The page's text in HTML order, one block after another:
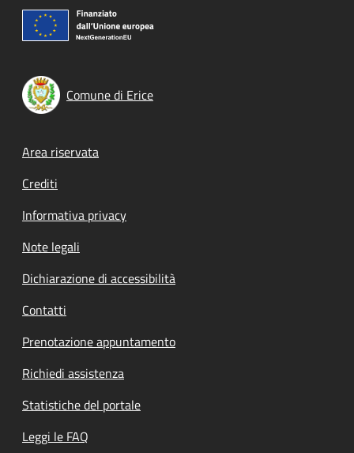
Comune di Erice
Footer menu
Area riservata
Crediti
Informativa privacy
Note legali
Dichiarazione di accessibilità
Contatti
Prenotazione appuntamento
Richiedi assistenza
Statistiche del portale
Leggi le FAQ